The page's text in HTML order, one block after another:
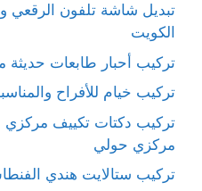
تبديل شاشة تلفون الرقعي
الكويت
تركيب أحبار طابعات حديثة
تركيب خيام للأفراح
تركيب دكتات تكييف
مركزي حولي
تركيب ستالايت هندي